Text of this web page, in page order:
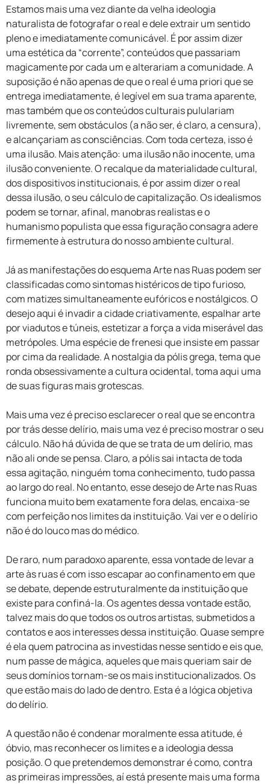
Estamos mais uma vez diante da velha ideologia
naturalista de fotografar o real e dele extrair um sentido
pleno e imediatamente comunicável. É por assim dizer
uma estética da “corrente”, conteúdos que passariam
magicamente por cada um e alterariam a comunidade. A
suposição é não apenas de que o real é uma priori que se
entrega imediatamente, é legível em sua trama aparente,
mas também que os conteúdos culturais pululariam
livremente, sem obstáculos (a não ser, é claro, a censura),
e alcançariam as consciências. Com toda certeza, isso é
uma ilusão. Mais atenção: uma ilusão não inocente, uma
ilusão conveniente. O recalque da materialidade cultural,
dos dispositivos institucionais, é por assim dizer o real
dessa ilusão, o seu cálculo de capitalização. Os idealismos
podem se tornar, afinal, manobras realistas e o
humanismo populista que essa figuração consagra adere
firmemente à estrutura do nosso ambiente cultural.
Já as manifestações do esquema Arte nas Ruas podem ser
classificadas como sintomas histéricos de tipo furioso,
com matizes simultaneamente eufóricos e nostálgicos. O
desejo aqui é invadir a cidade criativamente, espalhar arte
por viadutos e túneis, estetizar a força a vida miserável das
metrópoles. Uma espécie de frenesi que insiste em passar
por cima da realidade. A nostalgia da pólis grega, tema que
ronda obsessivamente a cultura ocidental, toma aqui uma
de suas figuras mais grotescas.
Mais uma vez é preciso esclarecer o real que se encontra
por trás desse delírio, mais uma vez é preciso mostrar o seu
cálculo. Não há dúvida de que se trata de um delírio, mas
não ali onde se pensa. Claro, a pólis sai intacta de toda
essa agitação, ninguém toma conhecimento, tudo passa
ao largo do real. No entanto, esse desejo de Arte nas Ruas
funciona muito bem exatamente fora delas, encaixa-se
com perfeição nos limites da instituição. Vai ver e o delírio
não é do louco mas do médico.
De raro, num paradoxo aparente, essa vontade de levar a
arte às ruas é com isso escapar ao confinamento em que
se debate, depende estruturalmente da instituição que
existe para confiná-la. Os agentes dessa vontade estão,
talvez mais do que todos os outros artistas, submetidos a
contatos e aos interesses dessa instituição. Quase sempre
é ela quem patrocina as investidas nesse sentido e eis que,
num passe de mágica, aqueles que mais queriam sair de
seus domínios tornam-se os mais institucionalizados. Os
que estão mais do lado de dentro. Esta é a lógica objetiva
do delírio.
A questão não é condenar moralmente essa atitude, é
óbvio, mas reconhecer os limites e a ideologia dessa
posição. O que pretendemos demonstrar é como, contra
as primeiras impressões, aí está presente mais uma forma